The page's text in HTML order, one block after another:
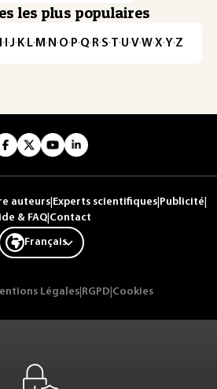
les plus populaires
· ·J· K· L· M · N ·O· P·Q· R·S·T·U·V·W·X·Y·Z
auteurs Experts scientifiques Publicité
& FAQ| Contact
Français
Légales RGPD Cookies